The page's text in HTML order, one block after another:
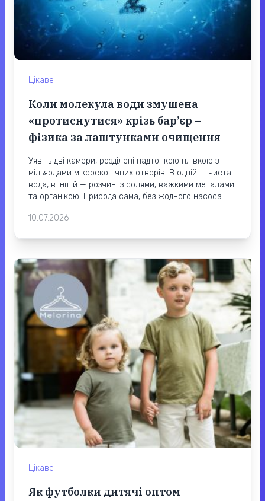
Цікаве
Коли молекула води змушена
«протиснутися» крізь бар’єр –
фізика за лаштунками очищення
Уявіть дві камери, розділені надтонкою плівкою з
мільярдами мікроскопічних отворів. В одній — чиста
вода, в іншій — розчин із солями, важкими металами
та органікою. Природа сама, без жодного насоса...
10.07.2026
Цікаве
Як футболки дитячі оптом